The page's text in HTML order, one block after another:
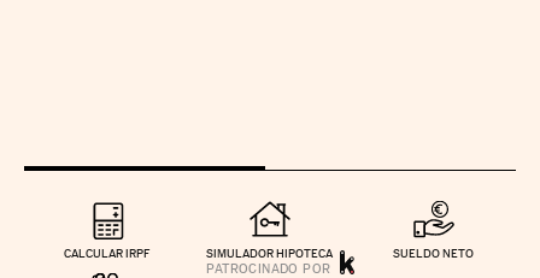
CALCULAR IRPF SIMULADOR HIPOTECA SUELDO NETO